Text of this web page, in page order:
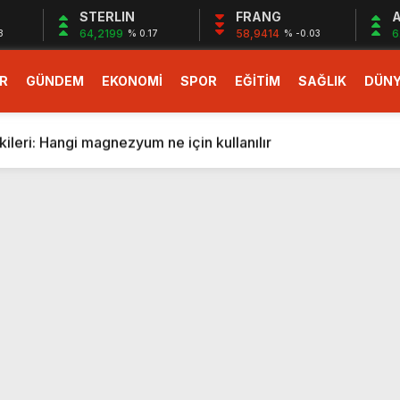
STERLIN
64,2199 % 0.17
FRANG
58,9414 % -0.03
GÜNDEM EKONOMİ SPOR EĞİTİM SAĞLIK
dev teklif
gelecek yeni özellikler belli oldu
Hangi magnezyum ne için kullanılır
başlıyor